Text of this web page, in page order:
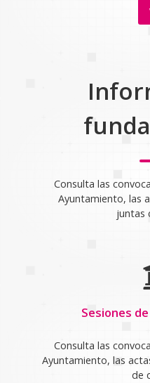
Consulta las
Ayuntamiento, las
juntas
Sesiones
Consulta las
Ayuntamiento, las
de